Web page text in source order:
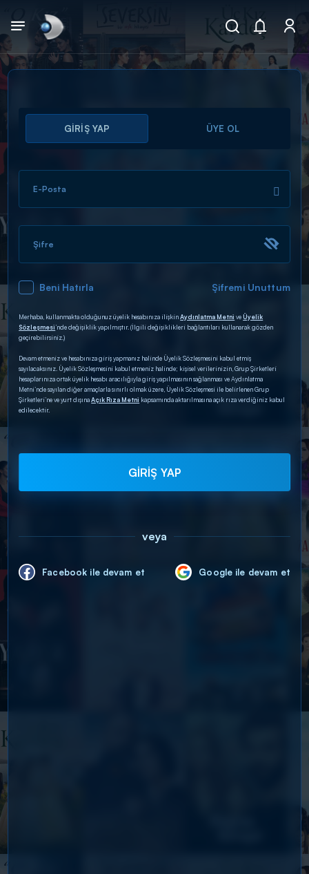
Arama
ARAMA SONUÇLARI
DİĞER SONUÇLAR
GİRİŞ YAP ÜYE OL
E-Posta
Şifre
Beni Hatırla Şifremi Unuttum
Merhaba, kullanmakta olduğunuz üyelik hesabınıza ilişkinAydınlatma Metni veÜyelik
Sözleşmesi’nde değişiklik yapılmıştır. (İlgili değişiklikleri bağlantıları kullanarak gözden
geçirebilirsiniz.)
Devam etmeniz ve hesabınıza giriş yapmanız halinde Üyelik Sözleşmesini kabul etmiş
sayılacaksınız. Üyelik Sözleşmesini kabul etmeniz halinde; kişisel verilerinizin, Grup Şirketleri
hesaplarınıza ortak üyelik hesabı aracılığıyla giriş yapılmasının sağlanması ve Aydınlatma
Metni’nde sayılan diğer amaçlarla sınırlı olmak üzere, Üyelik Sözleşmesi ile belirlenen Grup
Şirketleri’ne ve yurt dışınaAçık Rıza Metni kapsamında aktarılmasına açık rıza verdiğiniz kabul
edilecektir.
GİRİŞ YAP
veya
Facebook ile devam et Google ile devam et